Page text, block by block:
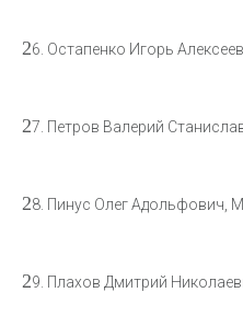
26. Остапенко Игорь
27. Петров Валерий
28. Пинус Олег Адольфович,
29. Плахов Дмитрий